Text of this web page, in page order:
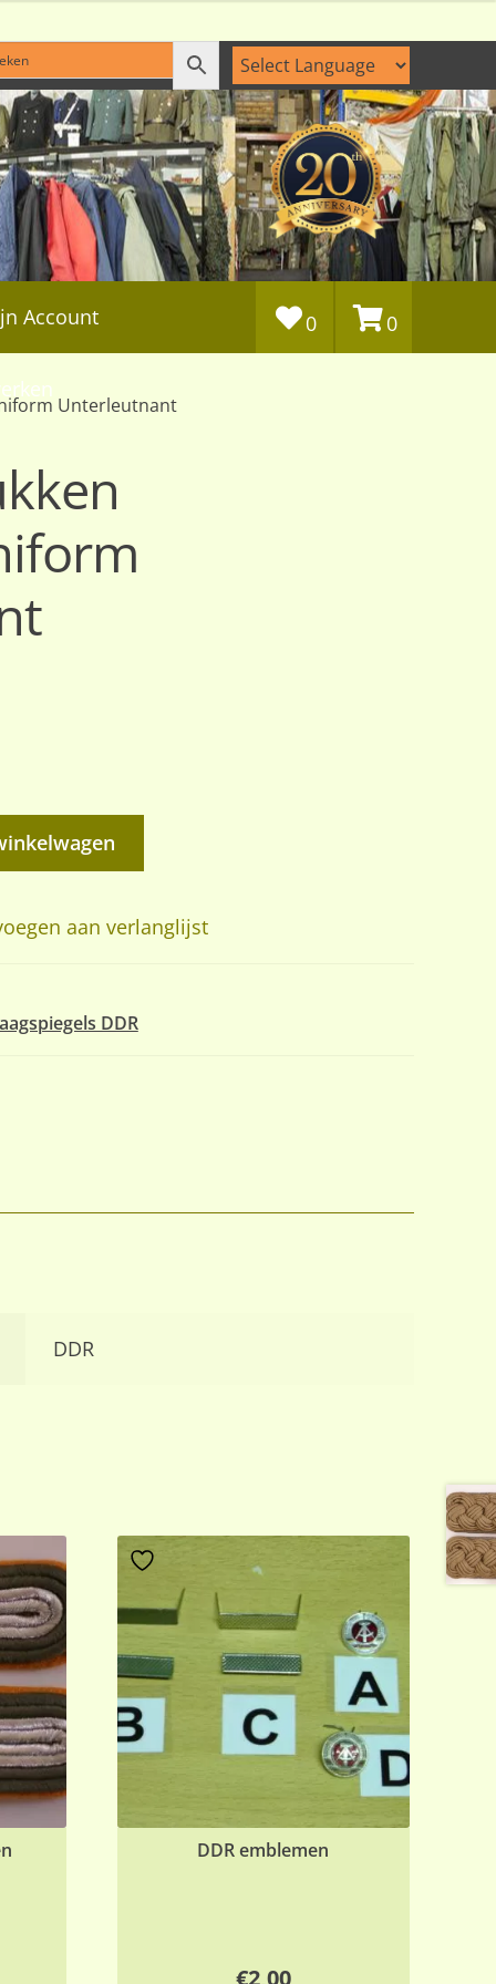
Account 0 0
Unterleutnant
aan verlanglijst
DDR
DDR
DDR emblemen